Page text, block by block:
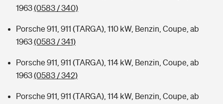
1963(0583 / 340)
Porsche 911, 911 (TARGA), 110 kW, Benzin, Coupe, ab
1963(0583 / 341)
Porsche 911, 911 (TARGA), 114 kW, Benzin, Coupe, ab
1963(0583 / 342)
Porsche 911, 911 (TARGA), 114 kW, Benzin, Coupe, ab